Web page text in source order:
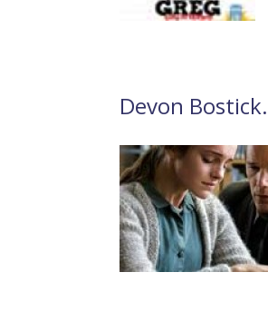
Devon